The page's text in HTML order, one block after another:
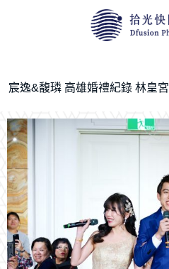
宸逸&馥璘 高雄婚禮紀錄 林皇宮